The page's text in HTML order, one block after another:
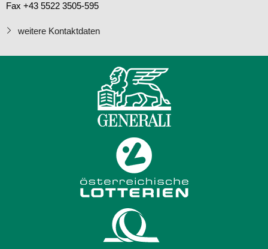
Fax +43 5522 3505-595
weitere Kontaktdaten